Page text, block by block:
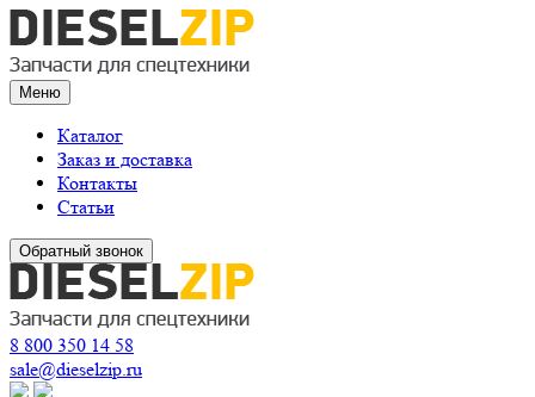
Меню
Каталог
Заказ и доставка
Контакты
Статьи
Обратный звонок
8 800 350 14 58
sale@dieselzip.ru